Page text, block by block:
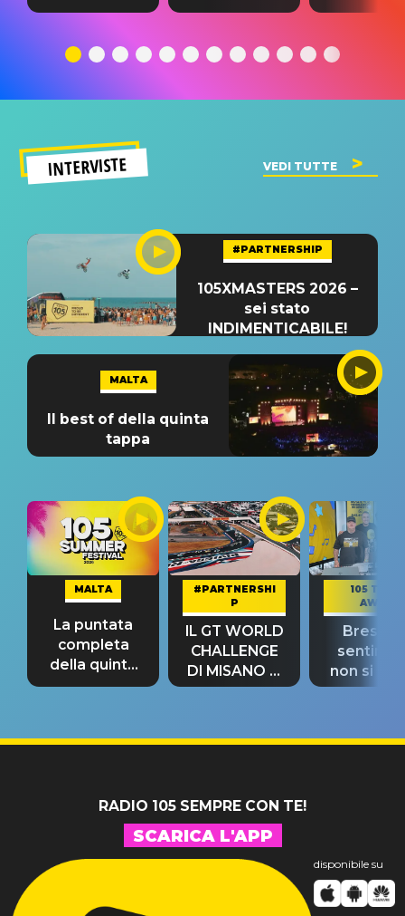
testo,
significato
traduzione e
del singolo
testo,
INTERVISTE VEDI TUTTE
#PARTNERSHIP
105XMASTERS 2026 –
sei stato
INDIMENTICABILE!
MALTA
Il best of della quinta
tappa
MALTA
La puntata
completa
della quinta
tappa
#PARTNERSHI
P
IL GT WORLD
CHALLENGE
DI MISANO si
riconferma
105 TAKE
AWAY
Bresh:
non si
fino alla
RADIO 105 SEMPRE CON TE!
SCARICA L'APP
disponibile su